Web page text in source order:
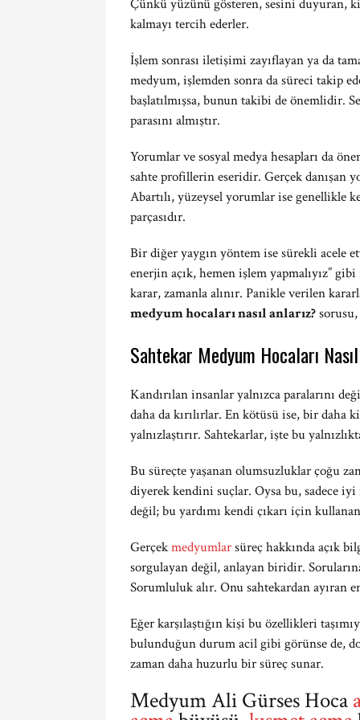
Çünkü yüzünü gösteren, sesini duyuran,
kalmayı tercih ederler.
İşlem sonrası iletişimi zayıflayan ya da
medyum, işlemden sonra da süreci takip
başlatılmışsa, bunun takibi de önemlidir.
parasını almıştır.
Yorumlar ve sosyal medya hesapları da
sahte profillerin eseridir. Gerçek danışan
Abartılı, yüzeysel yorumlar ise genellikle
parçasıdır.
Bir diğer yaygın yöntem ise sürekli acele
enerjin açık, hemen işlem yapmalıyız”
karar, zamanla alınır. Panikle verilen
medyum hocaları nasıl anlarız?
Sahtekar Medyum Hocaları
Kandırılan insanlar yalnızca paralarını
daha da kırılırlar. En kötüsü ise, bir daha
yalnızlaştırır. Sahtekarlar, işte bu
Bu süreçte yaşanan olumsuzluklar çoğu
diyerek kendini suçlar. Oysa bu, sadece
değil; bu yardımı kendi çıkarı için
Gerçekmedyumlarsüreç hakkında açık
sorgulayan değil, anlayan biridir.
Sorumluluk alır. Onu sahtekardan ayıran
Eğer karşılaştığın kişi bu özellikleri
bulunduğun durum acil gibi görünse de,
zaman daha huzurlu bir süreç sunar.
Medyum Ali Gürses Hoca